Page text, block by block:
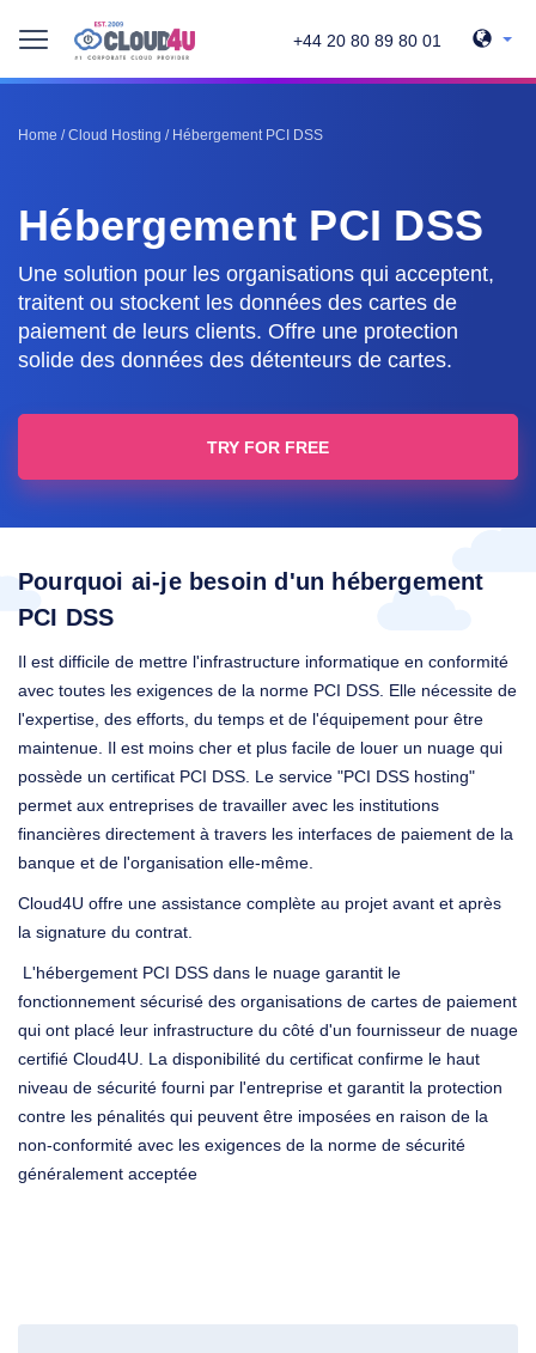
+44 20 80 89 80 01
Home /Cloud Hosting / Hébergement PCI DSS
Hébergement PCI DSS
Une solution pour les organisations qui acceptent,
traitent ou stockent les données des cartes de
paiement de leurs clients. Offre une protection
solide des données des détenteurs de cartes.
TRY FOR FREE
Pourquoi ai-je besoin d'un hébergement
PCI DSS
Il est difficile de mettre l'infrastructure informatique en conformité
avec toutes les exigences de la norme PCI DSS. Elle nécessite de
l'expertise, des efforts, du temps et de l'équipement pour être
maintenue. Il est moins cher et plus facile de louer un nuage qui
possède un certificat PCI DSS. Le service "PCI DSS hosting"
permet aux entreprises de travailler avec les institutions
financières directement à travers les interfaces de paiement de la
banque et de l'organisation elle-même.
Cloud4U offre une assistance complète au projet avant et après
la signature du contrat.
L'hébergement PCI DSS dans le nuage garantit le
fonctionnement sécurisé des organisations de cartes de paiement
qui ont placé leur infrastructure du côté d'un fournisseur de nuage
certifié Cloud4U. La disponibilité du certificat confirme le haut
niveau de sécurité fourni par l'entreprise et garantit la protection
contre les pénalités qui peuvent être imposées en raison de la
non-conformité avec les exigences de la norme de sécurité
généralement acceptée